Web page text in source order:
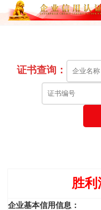
证书查询：
胜利
企业基本信用信息：